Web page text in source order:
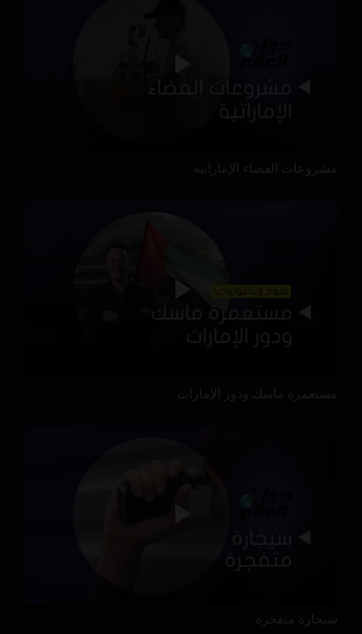
مشروعات الفضاء الإماراتية
مستعمرة ماسك ودور الإمارات
سيجارة متفجرة